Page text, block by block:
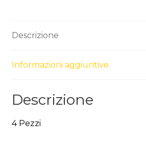
Descrizione
Informazioni aggiuntive
Descrizione
4 Pezzi